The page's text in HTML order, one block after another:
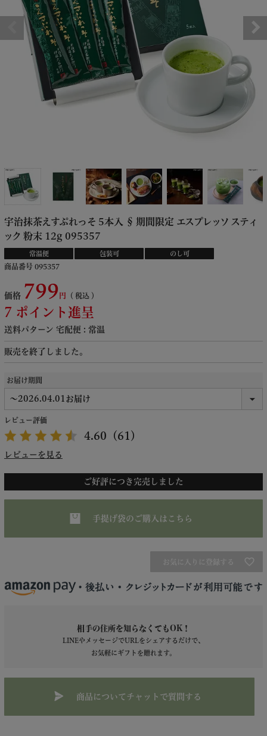
宇治抹茶えすぷれっそ 5本入 § 期間限定 エスプレッソ スティ
ック 粉末 12g 095357
常温便 包装可 のし可
商品番号 095357
価格 799 税込
7 ポイント進呈
送料パターン 宅配便 : 常温
販売を終了しました。
お届け期間
レビュー評価
4.60 （61）
レビューを見る
ご好評につき完売しました
手提げ袋のご購入はこちら
お気に入りに登録する
相手の住所を知らなくてもOK！
LINEやメッセージでURLをシェアするだけで、
お気軽にギフトを贈れます。
商品についてチャットで質問する